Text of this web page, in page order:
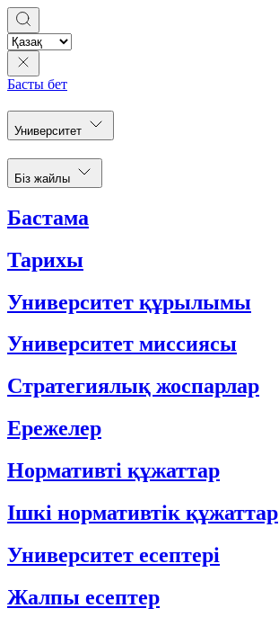
Басты бет
Университет
Біз жайлы
Бастама
Тарихы
Университет құрылымы
Университет миссиясы
Стратегиялық жоспарлар
Ережелер
Нормативті құжаттар
Ішкі нормативтік құжаттар
Университет есептері
Жалпы есептер